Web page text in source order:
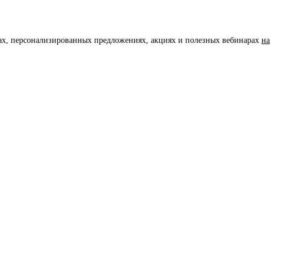
персонализированных предложениях, акциях и полезных вебинарах на